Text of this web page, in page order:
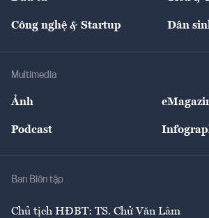
Tư vấn
Thị
Nông
Giải trí
Công nghệ & Startup Dân
Multimedia
Ảnh
Podcast
Ban Biên tập
Chủ tịch HĐBT: TS. Chử Văn Lâm